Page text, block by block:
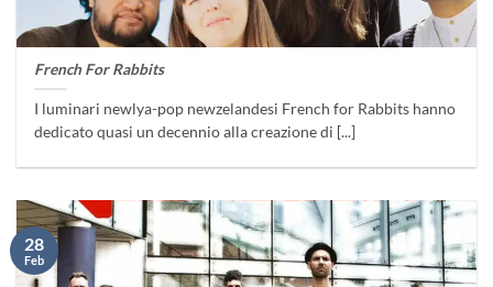
French For Rabbits
I luminari newlya-pop newzelandesi French for Rabbits hanno
dedicato quasi un decennio alla creazione di [...]
28
Feb